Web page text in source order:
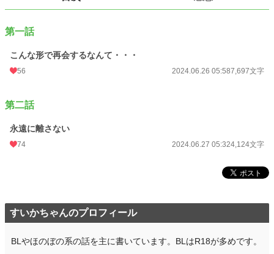
初回完結日時
週間ポイント 56 pt (43,923 位)
年間ポイント
第一話
こんな形で再会するなんて・・・
56 2024.06.26 05:587,697文字
第二話
永遠に離さない
74 2024.06.27 05:324,124文字
すいかちゃんのプロフィール
BLやほのぼの系の話を主に書いています。BLはR18が多めです。